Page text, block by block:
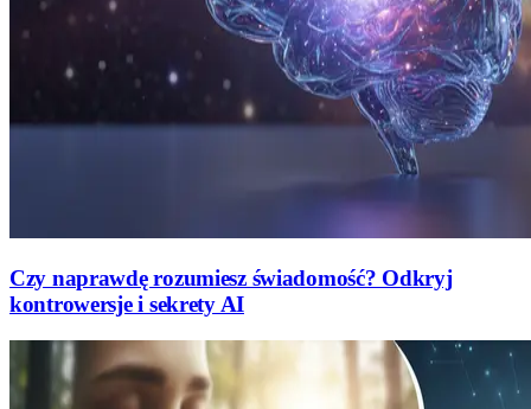
Czy naprawdę rozumiesz świadomość? Odkryj
kontrowersje i sekrety AI